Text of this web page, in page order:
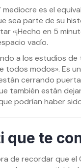
es el
sea parte de su
«¡Hecho en 5
vacío.
a los estudios
modos». Es
cerrando
también están
podrían haber
que te
de recordar que